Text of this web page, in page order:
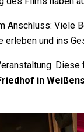
Anschluss: Viele
und ins
Diese
in